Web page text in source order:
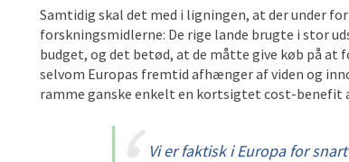
Samtidig skal det med i ligningen, at der under
forskningsmidlerne: De rige lande brugte i stor
budget, og det betød, at de måtte give køb på at
selvom Europas fremtid afhænger af viden og
ramme ganske enkelt en kortsigtet cost-benefit
Vi er faktisk i Europa for